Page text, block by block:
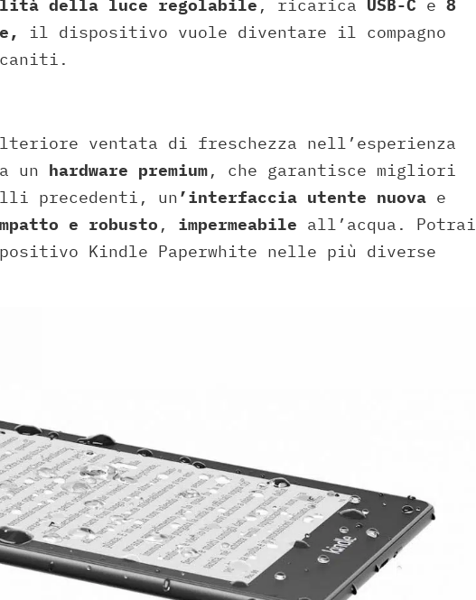
della luce regolabile , ricarica USB-C e 8
il dispositivo vuole diventare il compagno
ventata di freschezza nell’esperienza
un hardware premium, che garantisce migliori
precedenti, un’interfaccia utente nuova e
e robusto , impermeabile all’acqua. Potrai
Kindle Paperwhite nelle più diverse